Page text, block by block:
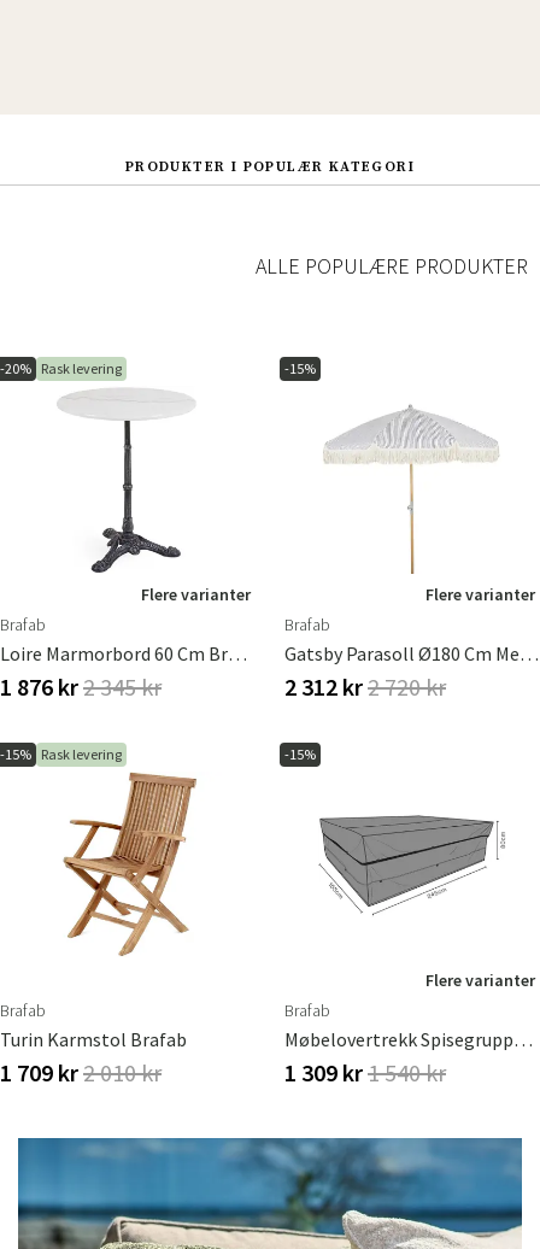
PRODUKTER I POPULÆR KATEGORI
ALLE POPULÆRE PRODUKTER
-20% Rask levering
Flere varianter
Brafab
Loire Marmorbord 60 Cm Brafab
1 876 kr2 345 kr
-15%
Flere varianter
Brafab
Gatsby Parasoll Ø180 Cm Med Grå Striper
2 312 kr2 720 kr
-15% Rask levering
Brafab
Turin Karmstol Brafab
1 709 kr2 010 kr
-15%
Flere varianter
Brafab
Møbelovertrekk Spisegruppe 245x155 Cm Waterproof
1 309 kr1 540 kr